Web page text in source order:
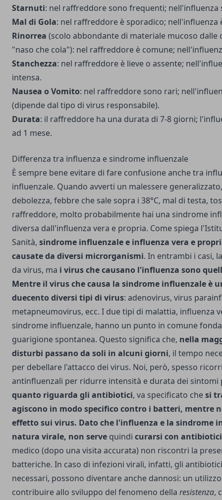
Starnuti: nel raffreddore sono frequenti; nell'influenza
Mal di Gola: nel raffreddore è sporadico; nell'influenza
Rinorrea (scolo abbondante di materiale mucoso dalle
"naso che cola"): nel raffreddore è comune;
Stanchezza: nel raffreddore è lieve o assente;
intensa.
Nausea o Vomito: nel raffreddore sono rari;
(dipende dal tipo di virus responsabile).
Durata: il raffreddore ha una durata di 7-8 giorni;
ad 1 mese.
Differenza tra influenza e sindrome influenzale
È sempre bene evitare di fare confusione anche tra
influenzale. Quando avverti un malessere
debolezza, febbre che sale sopra i 38°C, mal di testa,
raffreddore, molto probabilmente hai una sindrome
diversa dall'influenza vera e propria. Come spiega l'
Sanità, sindrome influenzale e influenza vera e
causate da diversi microrganismi. In entrambi i casi,
da virus, ma i virus che causano l'influenza sono
Mentre il virus che causa la sindrome influenzale è
duecento diversi tipi di virus: adenovirus, virus
metapneumovirus, ecc. I due tipi di malattia, influenza
sindrome influenzale, hanno un punto in comune
guarigione spontanea. Questo significa che, nella
disturbi passano da soli in alcuni giorni, il tempo
per debellare l'attacco dei virus. Noi, però, spesso
antinfluenzali per ridurre intensità e durata dei
quanto riguarda gli antibiotici, va specificato chesi
agiscono in modo specifico contro i batteri, mentre
effetto sui virus. Dato che l'influenza e la sindrome
natura virale, non serve quindi curarsi con antibiotici
medico (dopo una visita accurata) non riscontri la
batteriche. In caso di infezioni virali, infatti, gli
necessari, possono diventare anche dannosi: un
contribuire allo sviluppo del fenomeno della resistenza,